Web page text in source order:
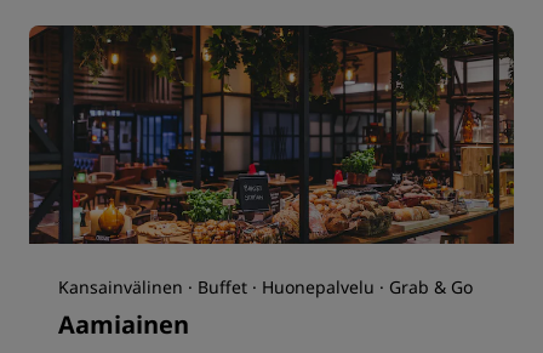
Kansainvälinen · Buffet · Huonepalvelu · Grab & Go
Aamiainen